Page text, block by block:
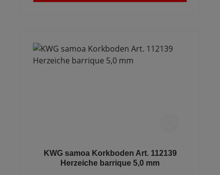
KWG samoa Korkboden Art. 112139
Herzeiche barrique 5,0 mm